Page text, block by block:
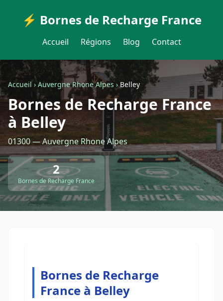
⚡ Bornes de Recharge France
Accueil Régions Blog Contact
Accueil›Auvergne Rhone Alpes›Belley
Bornes de Recharge France
à Belley
01300 — Auvergne Rhone Alpes
2
Bornes de Recharge France
Bornes de Recharge
France à Belley